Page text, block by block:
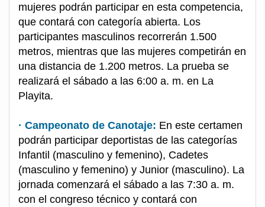
mujeres podrán participar en esta competencia,
que contará con categoría abierta. Los
participantes masculinos recorrerán 1.500
metros, mientras que las mujeres competirán en
una distancia de 1.200 metros. La prueba se
realizará el sábado a las 6:00 a. m. en La
Playita.
· Campeonato de Canotaje: En este certamen
podrán participar deportistas de las categorías
Infantil (masculino y femenino), Cadetes
(masculino y femenino) y Junior (masculino). La
jornada comenzará el sábado a las 7:30 a. m.
con el congreso técnico y contará con